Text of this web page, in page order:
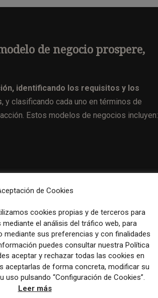
de negocio prospere,
identificando los requisitos y los
, y clasificando cada uno en términos de
Estos modelos de negocios incluyen:
de Cookies
cookies propias y de terceros para
el análisis del tráfico web, para
mediante sus preferencias y con finalidades
puedes consultar nuestra Política
aceptar y rechazar todas las cookies en
aceptarlas de forma concreta, modificar su
uso pulsando “Configuración de Cookies”.
Leer más